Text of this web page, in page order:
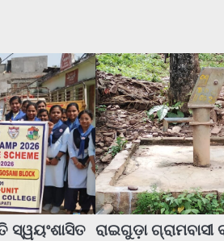
ସ୍ୱୟଂଶାସିତ ରାଇଗୁଡ଼ା ଗ୍ରାମବାସୀ